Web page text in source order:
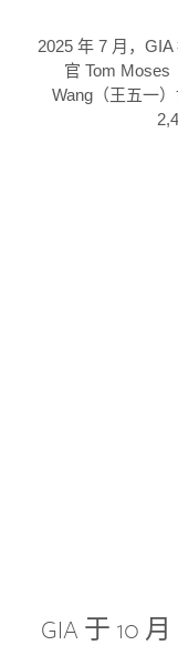
2025 年 7 月，
官 Tom Moses
Wang（王五一
GIA 于 10